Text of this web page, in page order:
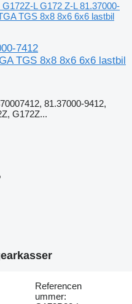
L G172 Z-L 81.37000-
TGS 8x8 8x6 6x6 lastbil
7412
TGS 8x8 8x6 6x6 lastbil
81.37000-9412,
G172Z...
Referencen
ummer: